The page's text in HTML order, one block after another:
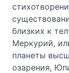
близких к
Меркурий,
планеты
озарения,